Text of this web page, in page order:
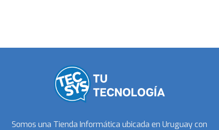
Somos una Tienda Informática ubicada en Uruguay con